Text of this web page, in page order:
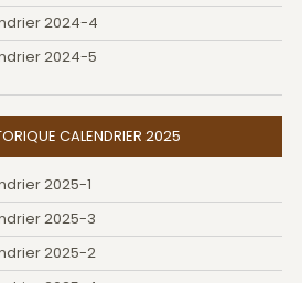
2024-4
2024-5
CALENDRIER 2025
2025-1
2025-3
2025-2